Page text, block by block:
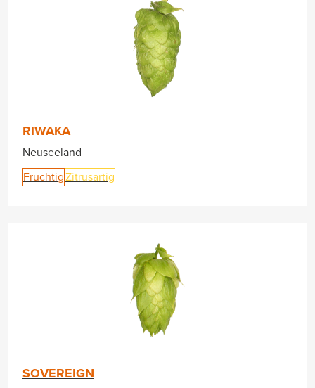
RIWAKA
Neuseeland
FruchtigZitrusartig
SOVEREIGN